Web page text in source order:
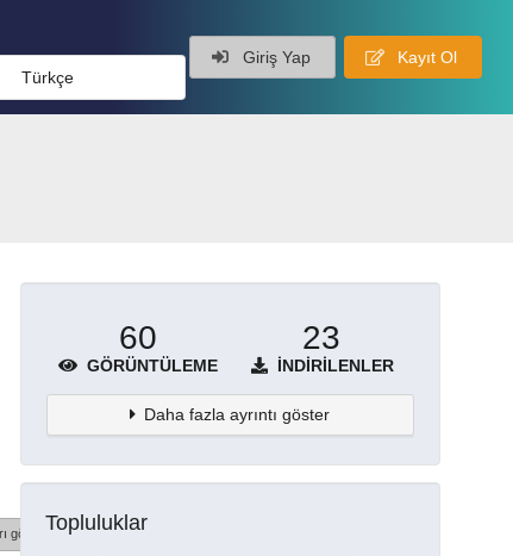
Türkçe
Giriş Yap Kayıt Ol
göster
60
GÖRÜNTÜLEME
23
İNDIRILENLER
Daha fazla ayrıntı göster
Topluluklar